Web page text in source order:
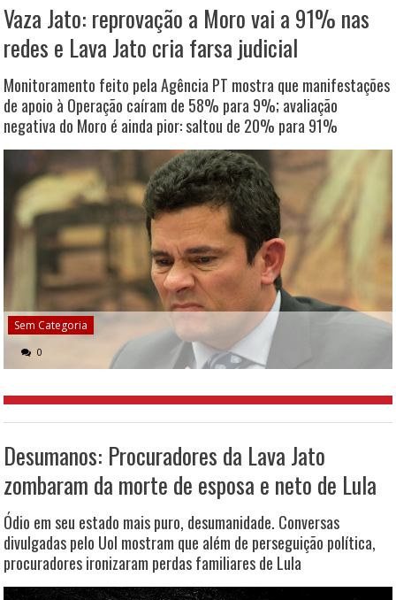
Vaza Jato: reprovação a Moro vai a 91% nas
redes e Lava Jato cria farsa judicial
Monitoramento feito pela Agência PT mostra que manifestações
de apoio à Operação caíram de 58% para 9%; avaliação
negativa do Moro é ainda pior: saltou de 20% para 91%
Sem Categoria
0
Desumanos: Procuradores da Lava Jato
zombaram da morte de esposa e neto de Lula
Ódio em seu estado mais puro, desumanidade. Conversas
divulgadas pelo Uol mostram que além de perseguição política,
procuradores ironizaram perdas familiares de Lula